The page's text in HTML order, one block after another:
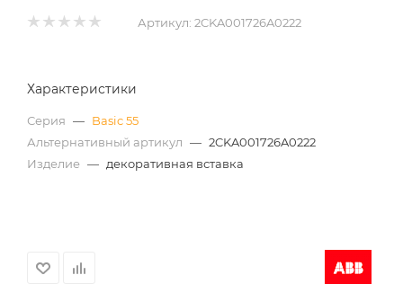
Артикул: 2CKA001726A0222
Характеристики
Серия — Basic 55
Альтернативный артикул — 2CKA001726A0222
Изделие — декоративная вставка